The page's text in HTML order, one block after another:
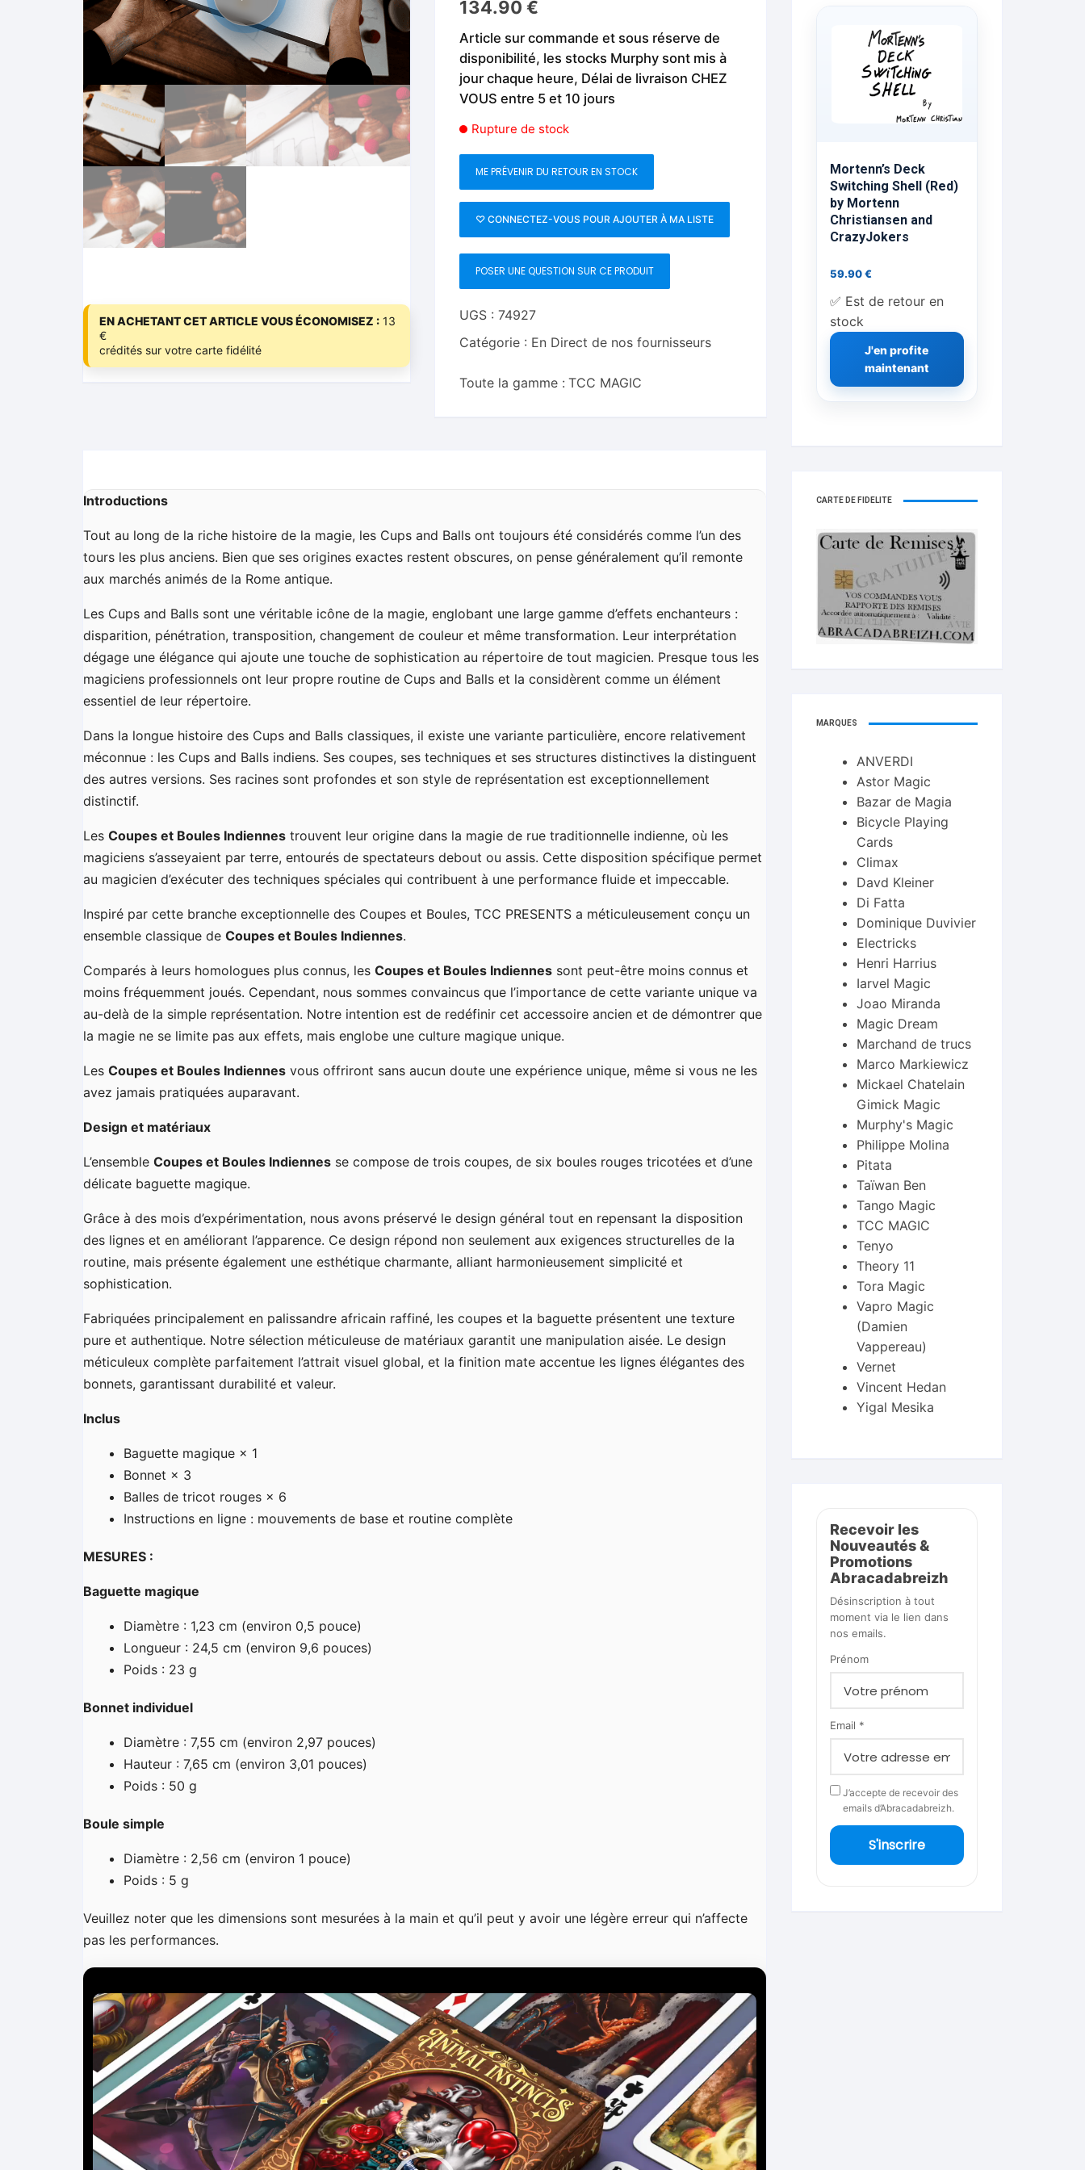
Foulards C.Up
Liquides C.Up
Mentalisme close up
Feu
Foulards
La Magie pour les Enfants
Mentalisme salon et scène
Pièces-Billets
Livres sur la Magie
impromptue
Neige, rubans, FP, Foulards …
EN ACHETANT CET ARTICLE VOUS ÉCONOMISEZ : 13
€
crédités sur votre carte fidélité
134.90€
Article sur commande et sous réserve de
disponibilité, les stocks Murphy sont mis à
jour chaque heure, Délai de livraison CHEZ
VOUS entre 5 et 10 jours
Rupture de stock
ME PRÉVENIR DU RETOUR EN STOCK
♡ CONNECTEZ-VOUS POUR AJOUTER À MA LISTE
POSER UNE QUESTION SUR CE PRODUIT
UGS :74927
Catégorie : En Direct de nos fournisseurs
Toute la gamme : TCC MAGIC
Introductions
Tout au long de la riche histoire de la magie, les Cups and Balls ont toujours été considérés comme l’un des
tours les plus anciens. Bien que ses origines exactes restent obscures, on pense généralement qu’il remonte
aux marchés animés de la Rome antique.
Les Cups and Balls sont une véritable icône de la magie, englobant une large gamme d’effets enchanteurs :
disparition, pénétration, transposition, changement de couleur et même transformation. Leur interprétation
dégage une élégance qui ajoute une touche de sophistication au répertoire de tout magicien. Presque tous les
magiciens professionnels ont leur propre routine de Cups and Balls et la considèrent comme un élément
essentiel de leur répertoire.
Dans la longue histoire des Cups and Balls classiques, il existe une variante particulière, encore relativement
méconnue : les Cups and Balls indiens. Ses coupes, ses techniques et ses structures distinctives la distinguent
des autres versions. Ses racines sont profondes et son style de représentation est exceptionnellement
distinctif.
Les Coupes et Boules Indiennes trouvent leur origine dans la magie de rue traditionnelle indienne, où les
magiciens s’asseyaient par terre, entourés de spectateurs debout ou assis. Cette disposition spécifique permet
au magicien d’exécuter des techniques spéciales qui contribuent à une performance fluide et impeccable.
Inspiré par cette branche exceptionnelle des Coupes et Boules, TCC PRESENTS a méticuleusement conçu un
ensemble classique de Coupes et Boules Indiennes.
Comparés à leurs homologues plus connus, les Coupes et Boules Indiennes sont peut-être moins connus et
moins fréquemment joués. Cependant, nous sommes convaincus que l’importance de cette variante unique va
au-delà de la simple représentation. Notre intention est de redéfinir cet accessoire ancien et de démontrer que
la magie ne se limite pas aux effets, mais englobe une culture magique unique.
Les Coupes et Boules Indiennes vous offriront sans aucun doute une expérience unique, même si vous ne les
avez jamais pratiquées auparavant.
Design et matériaux
L’ensemble Coupes et Boules Indiennes se compose de trois coupes, de six boules rouges tricotées et d’une
délicate baguette magique.
Grâce à des mois d’expérimentation, nous avons préservé le design général tout en repensant la disposition
des lignes et en améliorant l’apparence. Ce design répond non seulement aux exigences structurelles de la
routine, mais présente également une esthétique charmante, alliant harmonieusement simplicité et
sophistication.
Fabriquées principalement en palissandre africain raffiné, les coupes et la baguette présentent une texture
pure et authentique. Notre sélection méticuleuse de matériaux garantit une manipulation aisée. Le design
méticuleux complète parfaitement l’attrait visuel global, et la finition mate accentue les lignes élégantes des
bonnets, garantissant durabilité et valeur.
Inclus
Baguette magique × 1
Bonnet × 3
Balles de tricot rouges × 6
Instructions en ligne : mouvements de base et routine complète
MESURES :
Baguette magique
Diamètre : 1,23 cm (environ 0,5 pouce)
Longueur : 24,5 cm (environ 9,6 pouces)
Poids : 23 g
Bonnet individuel
Diamètre : 7,55 cm (environ 2,97 pouces)
Hauteur : 7,65 cm (environ 3,01 pouces)
Poids : 50 g
Boule simple
Diamètre : 2,56 cm (environ 1 pouce)
Poids : 5 g
Veuillez noter que les dimensions sont mesurées à la main et qu’il peut y avoir une légère erreur qui n’affecte
pas les performances.
e
c
t
e
r
v
Mortenn’s Deck
Switching Shell (Red)
by Mortenn
Christiansen and
CrazyJokers
59.90€
✅ Est de retour en
stock
J'en profite
maintenant
CARTE DE FIDELITÉ
MARQUES
ANVERDI
Astor Magic
Bazar de Magia
Bicycle Playing
Cards
Climax
Davd Kleiner
Di Fatta
Dominique Duvivier
Electricks
Henri Harrius
Iarvel Magic
Joao Miranda
Magic Dream
Marchand de trucs
Marco Markiewicz
Mickael Chatelain
Gimick Magic
Murphy's Magic
Philippe Molina
Pitata
Taïwan Ben
Tango Magic
TCC MAGIC
Tenyo
Theory 11
Tora Magic
Vapro Magic
(Damien
Vappereau)
Vernet
Vincent Hedan
Yigal Mesika
Recevoir les
Nouveautés &
Promotions
Abracadabreizh
Désinscription à tout
moment via le lien dans
nos emails.
Prénom
Email *
J’accepte de recevoir des
emails d’Abracadabreizh.
S'inscrire